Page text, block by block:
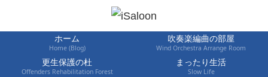
ホーム
Home (Blog)
吹奏楽編曲の部屋
Wind Orchestra Arrange Room
更生保護の杜
Offenders Rehabilitation Forest
まったり生活
Slow Life